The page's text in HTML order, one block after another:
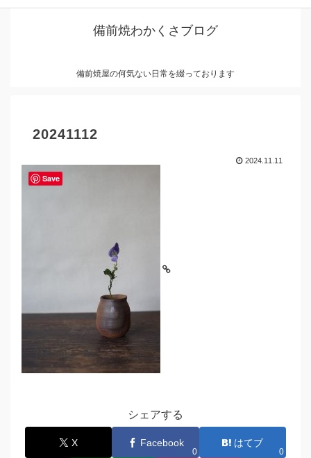
備前焼わかくさブログ
備前焼屋の何気ない日常を綴っております
20241112
2024.11.11
シェアする
X Facebook
0
はてブ
0
Save